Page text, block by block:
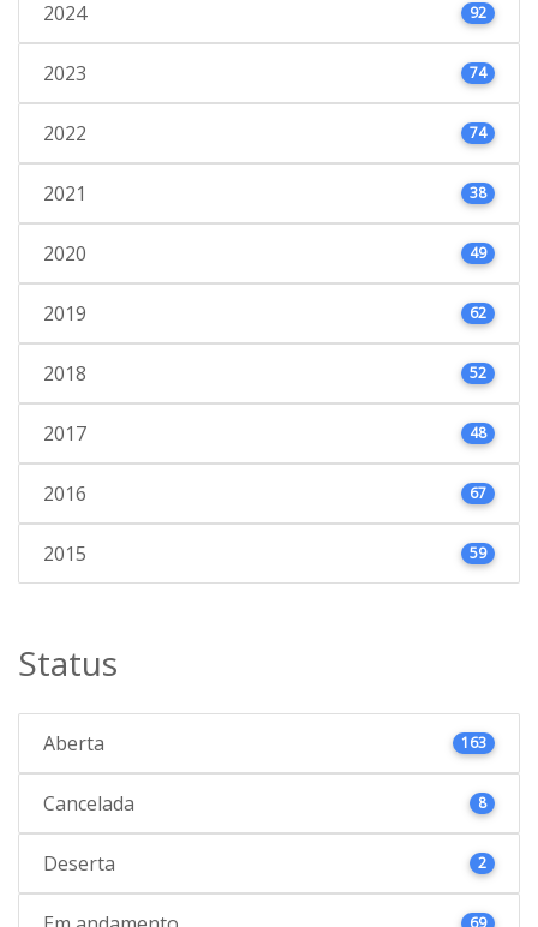
2024 92
2023 74
2022 74
2021 38
2020 49
2019 62
2018 52
2017 48
2016 67
2015 59
Status
Aberta 163
Cancelada 8
Deserta 2
69